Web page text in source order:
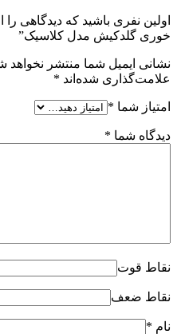
اولین نفری باشید که دیدگاهی
خوری گلدکیش مدل کلاسیک”
نشانی ایمیل شما منتشر نخواهد
علامت‌گذاری شده‌اند *
امتیاز شما *
دیدگاه شما *
نقاط قوت
نقاط ضعف
نام *